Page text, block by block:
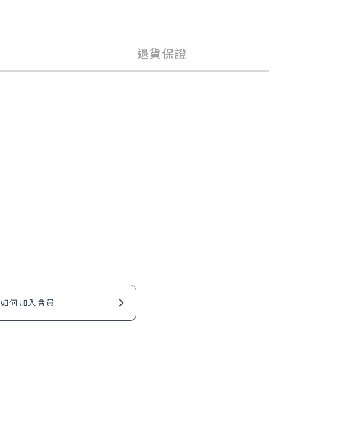
退貨保證
如何加入會員